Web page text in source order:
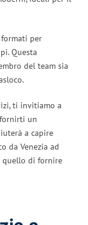
per
Questa
del team sia
ti invitiamo a
un
a capire
da Venezia ad
quello di fornire